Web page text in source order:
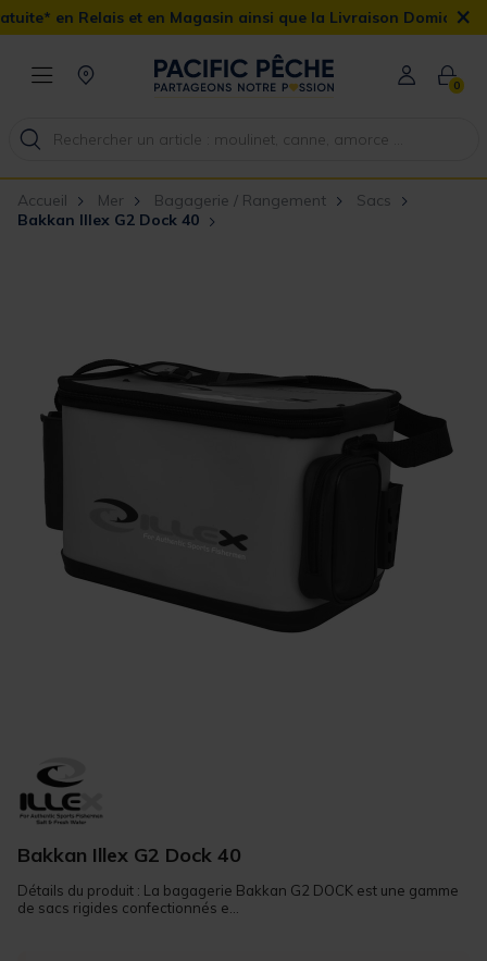
et en Magasin ainsi que la Livraison Domicile offerte dès 90€
×
0
Accueil Mer Bagagerie / Rangement
Sacs
Bakkan Illex G2 Dock 40
Bakkan Illex G2 Dock 40
Détails du produit : La bagagerie Bakkan G2 DOCK est une gamme
de sacs rigides confectionnés e...